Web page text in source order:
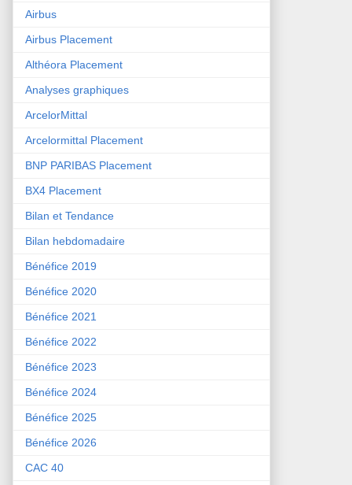
Airbus
Airbus Placement
Althéora Placement
Analyses graphiques
ArcelorMittal
Arcelormittal Placement
BNP PARIBAS Placement
BX4 Placement
Bilan et Tendance
Bilan hebdomadaire
Bénéfice 2019
Bénéfice 2020
Bénéfice 2021
Bénéfice 2022
Bénéfice 2023
Bénéfice 2024
Bénéfice 2025
Bénéfice 2026
CAC 40